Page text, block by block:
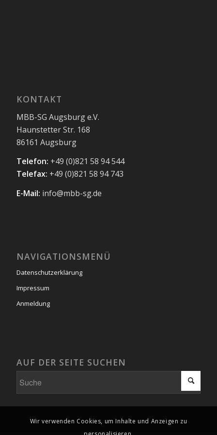
KONTAKT
MBB-SG Augsburg e.V.
Haunstetter Str. 168
86161 Augsburg
Telefon: +49 (0)821 58 94 544
Telefax: +49 (0)821 58 94 743
E-Mail: info@mbb-sg.de
NAVIGATIONSMENÜ
Datenschutzerklärung
Impressum
Anmeldung
AUF DER SEITE SUCHEN
Wir verwenden Cookies, um Inhalte und Anzeigen zu